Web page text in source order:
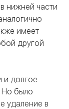
нижней части
имеет
другой
и долгое
Но было
удаление в